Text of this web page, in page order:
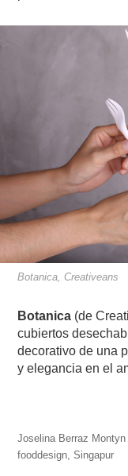
Botanica, Creativeans
Botanica (de
cubiertos
decorativo de una
y elegancia en el
https://
berraz-
Joselina Berraz Montyn
fooddesign,Singapur